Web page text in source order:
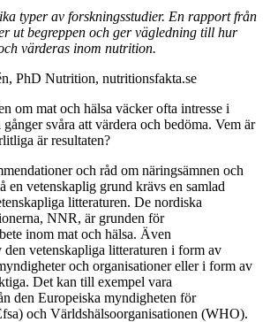
typer av forskningsstudier. En rapport från
ut begreppen och ger vägledning till hur
värderas inom nutrition.
PhD Nutrition, nutritionsfakta.se
om mat och hälsa väcker ofta intresse i
svåra att värdera och bedöma. Vem är
är resultaten?
och råd om näringsämnen och
en vetenskaplig grund krävs en samlad
litteraturen. De nordiska
NNR, är grunden för
inom mat och hälsa. Även
den vetenskapliga litteraturen i form av
och organisationer eller i form av
Det kan till exempel vara
den Europeiska myndigheten för
och Världshälsoorganisationen (WHO).